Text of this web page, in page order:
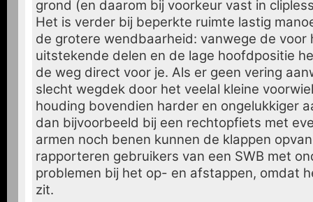
grond (en daarom bij voorkeur vast in
Het is verder bij beperkte ruimte lastig
de grotere wendbaarheid: vanwege de voor
uitstekende delen en de lage hoofdpositie
de weg direct voor je. Als er geen vering
slecht wegdek door het veelal kleine
houding bovendien harder en ongelukkiger
dan bijvoorbeeld bij een rechtopfiets met
armen noch benen kunnen de klappen
rapporteren gebruikers van een SWB met
problemen bij het op- en afstappen, omdat
zit.